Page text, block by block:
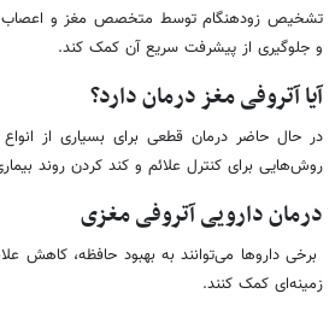
تشخیص زودهنگام توسط متخصص مغز و اعصاب
و جلوگیری از پیشرفت سریع آن کمک کند.
آیا آتروفی مغز درمان دارد؟
در حال حاضر درمان قطعی برای بسیاری از انواع
روش‌هایی برای کنترل علائم و کند کردن روند
درمان دارویی آتروفی مغزی
برخی داروها می‌توانند به بهبود حافظه، کاهش
زمینه‌ای کمک کنند.